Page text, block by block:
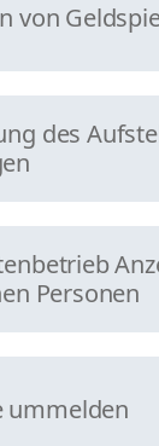
von
des
Personen
ummelden